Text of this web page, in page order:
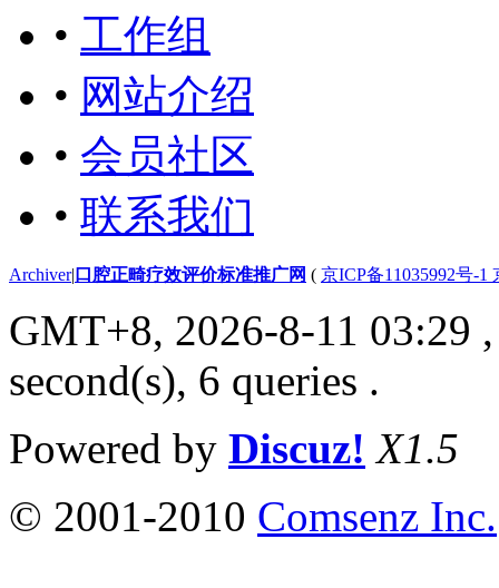
• 工作组
• 网站介绍
• 会员社区
• 联系我们
Archiver| 口腔正畸疗效评价标准推广网 ( 京ICP备11035992号-1
GMT+8, 2026-8-11 03:29
second(s), 6 queries .
Powered by Discuz! X1.5
© 2001-2010 Comsenz Inc.